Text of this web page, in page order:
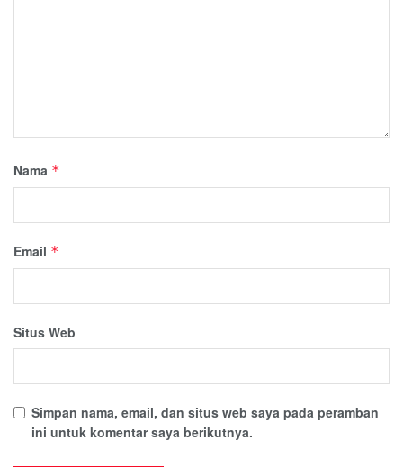
Nama *
Email *
Situs Web
Simpan nama, email, dan situs web saya pada peramban
ini untuk komentar saya berikutnya.